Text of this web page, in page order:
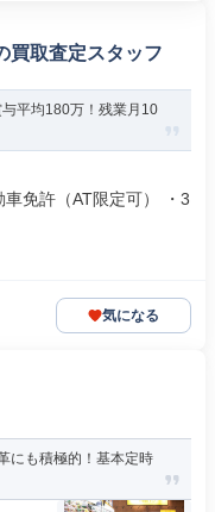
買取査定スタッフ
与平均180万！残業月10
免許（AT限定可） ・3
気になる
にも積極的！基本定時